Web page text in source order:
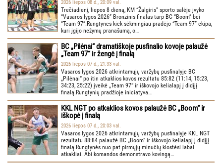
2026 liepos 08 d., 20:09 val.
Trečiadienį, liepos 8 dieną, KM “Žalgiris” sporto salėje įvyko
“Vasaros lygos 2026” Bronzinis finalas tarp BC “Boom” bei
“Team 97”.Rungtynes kiek sėkmingiau pradėjo “Team 97” ekipa,
kuri įgijo nežymų pranašumą, o…
BC „Pilėnai“ dramatiškoje pusfinalio kovoje palaužė
„Team 97“ ir žengė į finalą
2026 liepos 07 d., 21:33 val.
Vasaros lygos 2026 atkrintamųjų varžybų pusfinalyje BC
„Pilėnai“ po itin atkaklios kovos rezultatu 85:82 (11:14, 15:23,
34:23, 25:22) įveikė „Team 97“ ir iškovojo kelialapį į didįjį
finalą.Rungtynių pradžioje iniciatyva…
KKL NGT po atkaklios kovos palaužė BC „Boom“ ir
iškopė į finalą
2026 liepos 07 d., 20:03 val.
Vasaros lygos 2026 atkrintamųjų varžybų pusfinalyje KKL NGT
rezultatu 88:84 palaužė BC „Boom“ ir iškovojo kelialapį į didįjį
finalą.Rungtynės nuo pat pirmųjų minučių klostėsi labai
atkakliai. Abi komandos demonstravo kovingą…